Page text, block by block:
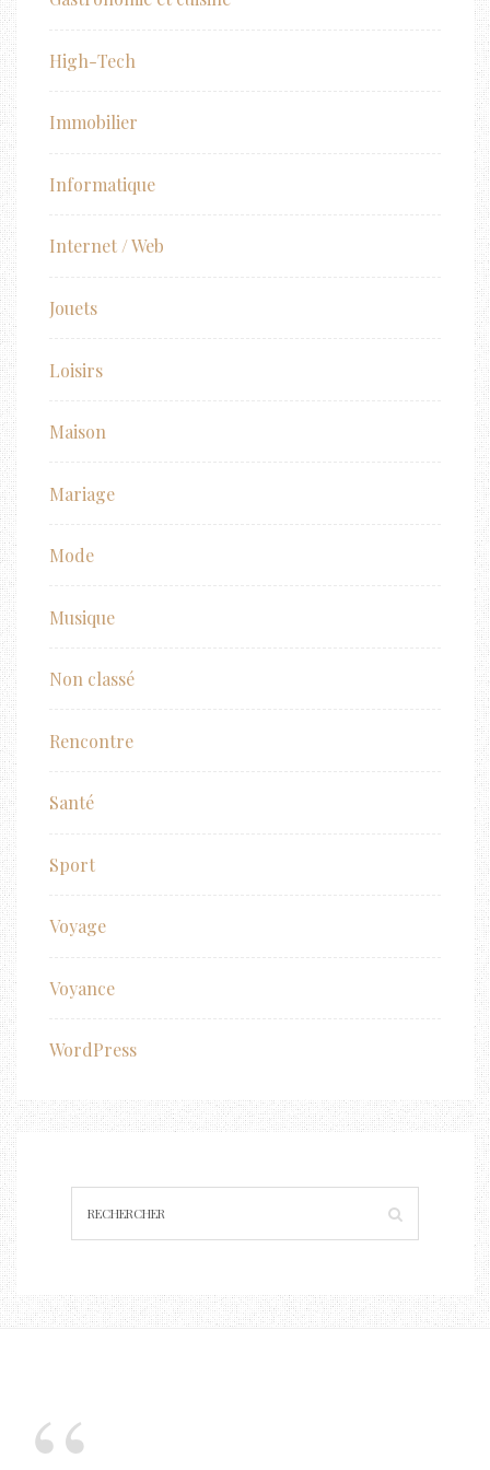
High-Tech
Immobilier
Informatique
Internet / Web
Jouets
Loisirs
Maison
Mariage
Mode
Musique
Non classé
Rencontre
Santé
Sport
Voyage
Voyance
WordPress